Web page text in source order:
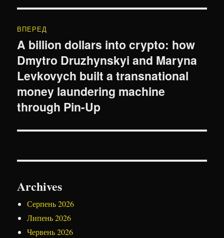
ВПЕРЕД
Наступний
запис:
A billion dollars into crypto: how
Dmytro Druzhynskyi and Maryna
Levkovych built a transnational
money laundering machine
through Pin-Up
Archives
Серпень 2026
Липень 2026
Червень 2026